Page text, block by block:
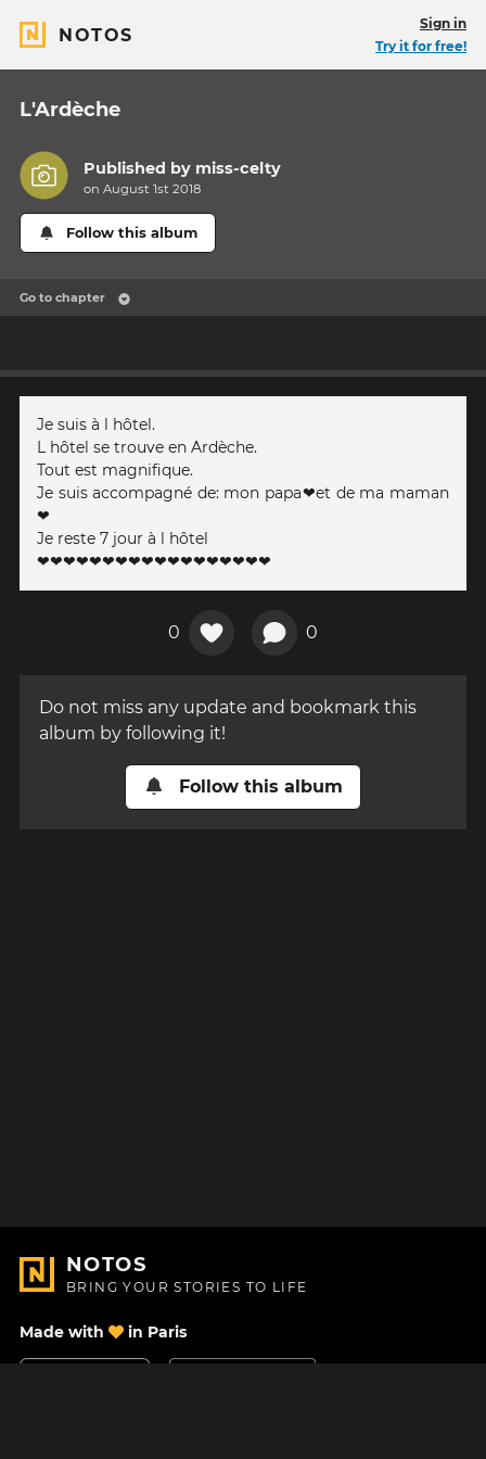
NOTOS
Sign in
Try it for free!
L'Ardèche
Published by miss-celty
on August 1st 2018
Follow this album
Go to chapter
Je suis à l hôtel.
L hôtel se trouve en Ardèche.
Tout est magnifique.
Je suis accompagné de: mon papa❤et de ma maman
❤
Je reste 7 jour à l hôtel
❤❤❤❤❤❤❤❤❤❤❤❤❤❤❤❤❤❤
0 0
Do not miss any update and bookmark this
album by following it!
Follow this album
NOTOS
BRING YOUR STORIES TO LIFE
Made with in Paris